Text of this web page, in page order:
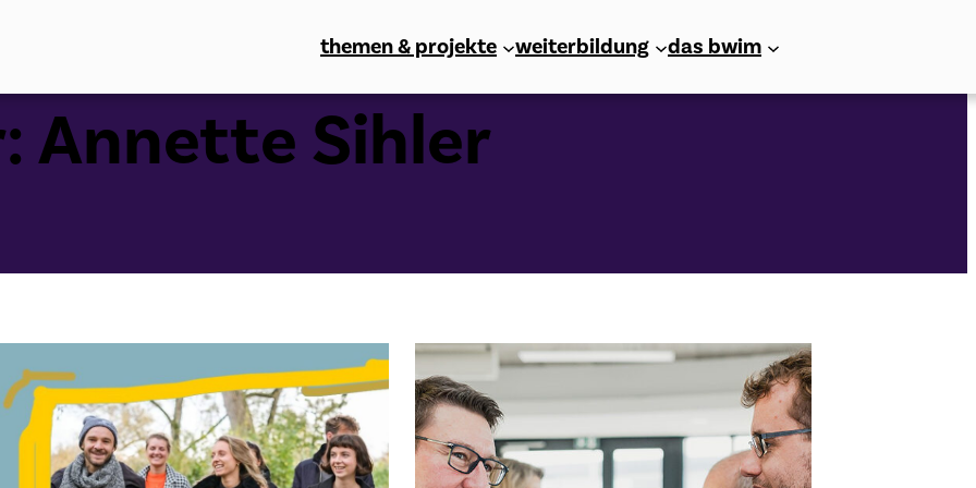
themen & projekte weiterbildung das bwim
Annette Sihler